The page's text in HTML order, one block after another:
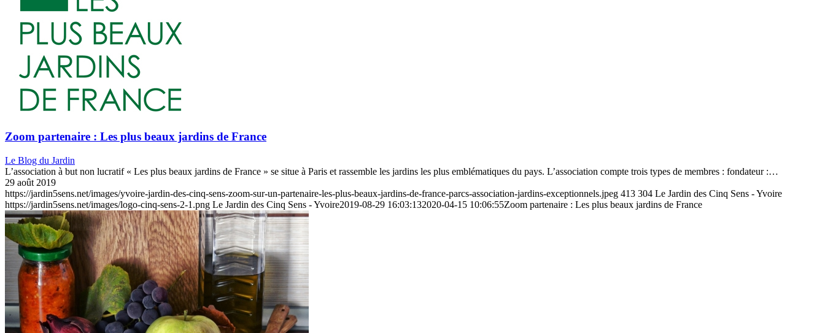
Zoom partenaire : Les plus beaux jardins de France
Le Blog du Jardin
L’association à but non lucratif « Les plus beaux jardins de France » se situe à Paris et rassemble les jardins les plus emblématiques du pays. L’association compte trois types de membres : fondateur :…
29 août 2019
https://jardin5sens.net/images/yvoire-jardin-des-cinq-sens-zoom-sur-un-partenaire-les-plus-beaux-jardins-de-france-parcs-association-jardins-exceptionnels.jpeg 413 304 Le Jardin des Cinq Sens - Yvoire
https://jardin5sens.net/images/logo-cinq-sens-2-1.png Le Jardin des Cinq Sens - Yvoire2019-08-29 16:03:132020-04-15 10:06:55Zoom partenaire : Les plus beaux jardins de France